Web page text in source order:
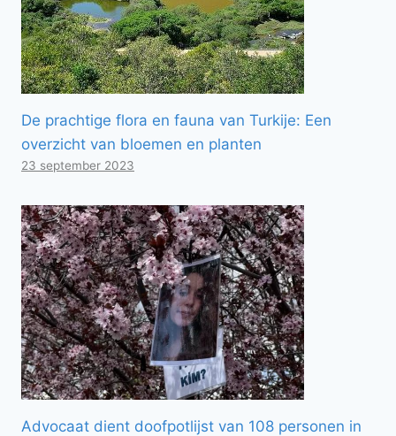
De prachtige flora en fauna van Turkije: Een
overzicht van bloemen en planten
23 september 2023
Advocaat dient doofpotlijst van 108 personen in